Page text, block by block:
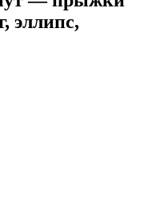
эллипс,